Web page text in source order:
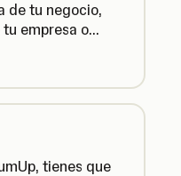
de tu negocio,
empresa o
tienes que